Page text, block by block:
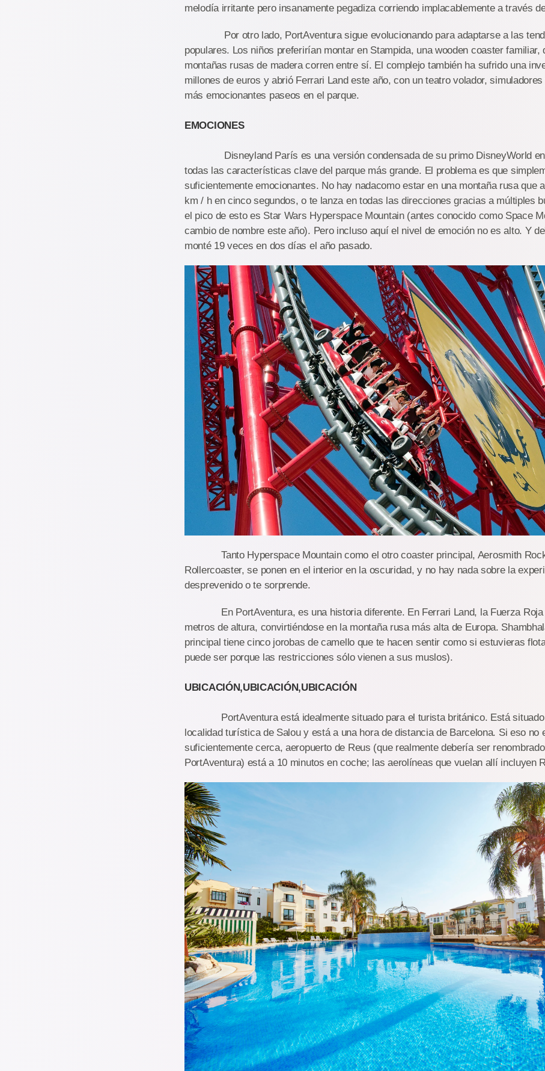
melodía irritante pero insanamente pegadiza corriendo implacablemente a través
Por otro lado, PortAventura sigue evolucionando para adaptarse a las
populares. Los niños preferirían montar en Stampida, una wooden coaster familiar,
montañas rusas de madera corren entre sí. El complejo también ha sufrido una
millones de euros y abrió Ferrari Land este año, con un teatro volador,
más emocionantes paseos en el parque.
EMOCIONES
Disneyland París es una versión condensada de su primo DisneyWorld en
todas las características clave del parque más grande. El problema es que
suficientemente emocionantes. No hay nadacomo estar en una montaña rusa que
km / h en cinco segundos, o te lanza en todas las direcciones gracias a múltiples
el pico de esto es Star Wars Hyperspace Mountain (antes conocido como Space
cambio de nombre este año). Pero incluso aquí el nivel de emoción no es alto. Y
monté 19 veces en dos días el año pasado.
Tanto Hyperspace Mountain como el otro coaster principal, Aerosmith Rock
Rollercoaster, se ponen en el interior en la oscuridad, y no hay nada sobre la
desprevenido o te sorprende.
En PortAventura, es una historia diferente. En Ferrari Land, la Fuerza Roja
metros de altura, convirtiéndose en la montaña rusa más alta de Europa.
principal tiene cinco jorobas de camello que te hacen sentir como si estuvieras
puede ser porque las restricciones sólo vienen a sus muslos).
UBICACIÓN,UBICACIÓN,UBICACIÓN
PortAventura está idealmente situado para el turista británico. Está situado
localidad turística de Salou y está a una hora de distancia de Barcelona. Si eso no
suficientemente cerca, aeropuerto de Reus (que realmente debería ser
PortAventura) está a 10 minutos en coche; las aerolíneas que vuelan allí incluyen